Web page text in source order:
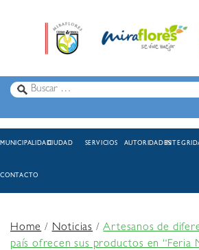
MUNICIPALIDADCIUDAD SERVICIOS AUTORIDADES
CONTACTO
Home/Noticias /Artesanos de
país ofrecen sus productos en “Feria